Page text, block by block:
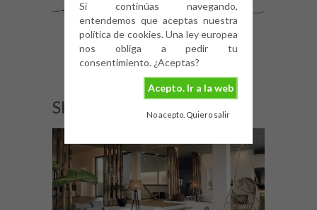
Si continúas navegando,
entendemos que aceptas nuestra
política de cookies. Una ley europea
nos obliga a pedir tu
consentimiento. ¿Aceptas?
Acepto. Ir a la web
No acepto. Quiero salir
SkiathosBlu-9